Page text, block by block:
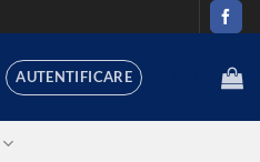
AUTENTIFICARE